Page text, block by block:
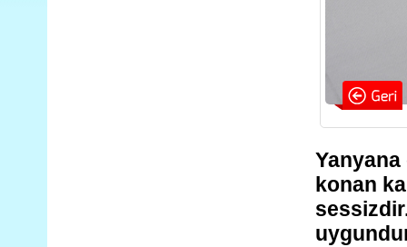
konan